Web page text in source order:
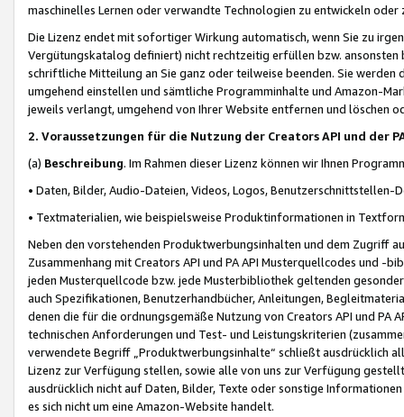
maschinelles Lernen oder verwandte Technologien zu entwickeln
Die Lizenz endet mit sofortiger Wirkung automatisch, wenn Sie zu
Vergütungskatalog definiert) nicht rechtzeitig erfüllen bzw. ansonsten
schriftliche Mitteilung an Sie ganz oder teilweise beenden. Sie werden
umgehend einstellen und sämtliche Programminhalte und Amazon-
jeweils verlangt, umgehend von Ihrer Website entfernen und löschen
2. Voraussetzungen für die Nutzung der Creators API und der
(a) Beschreibung. Im Rahmen dieser Lizenz können wir Ihnen
• Daten, Bilder, Audio-Dateien, Videos, Logos, Benutzerschnittstellen-
• Textmaterialien, wie beispielsweise Produktinformationen in
Neben den vorstehenden Produktwerbungsinhalten und dem Zugriff
Zusammenhang mit Creators API und PA API Musterquellcodes und
jeden Musterquellcode bzw. jede Musterbibliothek geltenden
auch Spezifikationen, Benutzerhandbücher, Anleitungen,
denen die für die ordnungsgemäße Nutzung von Creators API und PA
technischen Anforderungen und Test- und Leistungskriterien
verwendete Begriff „Produktwerbungsinhalte“ schließt ausdrücklich
Lizenz zur Verfügung stellen, sowie alle von uns zur Verfügung
ausdrücklich nicht auf Daten, Bilder, Texte oder sonstige
es sich nicht um eine Amazon-Website handelt.